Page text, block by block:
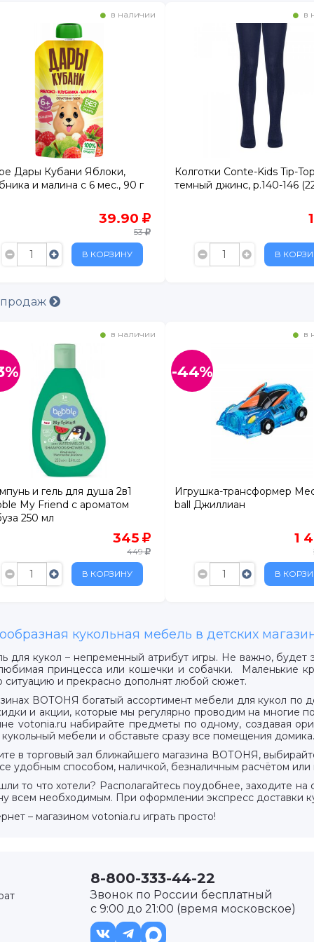
Кирпичник"
в наличии
Дары Кубани Яблоки,
и малина с 6 мес., 90 г
39.90
53
В КОРЗИНУ
в
Колготки Conte-Kids Tip-Top
темный джинс, р.140-146
В
в наличии
и гель для душа 2в1
My Friend с ароматом
250 мл
345
449
В КОРЗИНУ
в
-44%
Игрушка-трансформер
ball Джиллиан
1
В
кукольная мебель в детских
для кукол – непременный атрибут игры. Не важно, будет
принцесса или кошечки и собачки. Маленькие
и прекрасно дополнят любой сюжет.
ВОТОНЯ богатый ассортимент мебели для кукол по
и акции, которые мы регулярно проводим на многие
votonia.ru набирайте предметы по одному, создавая
мебели и обставьте сразу все помещения домика.
в торговый зал ближайшего магазина ВОТОНЯ,
удобным способом, наличкой, безналичным расчётом или
то что хотели? Располагайтесь поудобнее, заходите
всем необходимым. При оформлении экспресс доставки
– магазином votonia.ru играть просто!
8-800-333-44-22
Звонок по России бесплатный
с 9:00 до 21:00 (время московское)